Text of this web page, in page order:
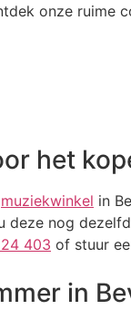
onze ruime
het
muziekwinkel in
nog
403 of stuur
in